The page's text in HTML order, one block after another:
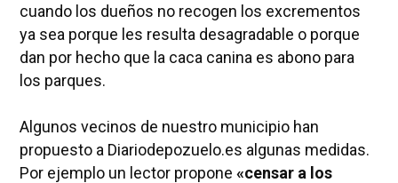
cuando los dueños no recogen los excrementos
ya sea porque les resulta desagradable o porque
dan por hecho que la caca canina es abono para
los parques.
Algunos vecinos de nuestro municipio han
propuesto a Diariodepozuelo.es algunas medidas.
Por ejemplo un lector propone «censar a los